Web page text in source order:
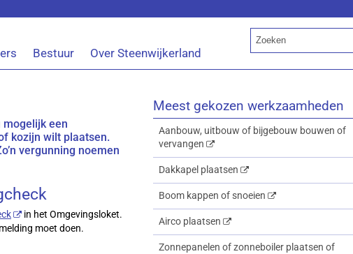
Bestuur Over Steenwijkerland
een
kozijn wilt plaatsen.
vergunning noemen
in het Omgevingsloket.
moet doen.
Meest gekozen werkzaamheden
Aanbouw, uitbouw of bijgebouw bouwen of
vervangen
Dakkapel plaatsen
Boom kappen of snoeien
Airco plaatsen
Zonnepanelen of zonneboiler plaatsen of